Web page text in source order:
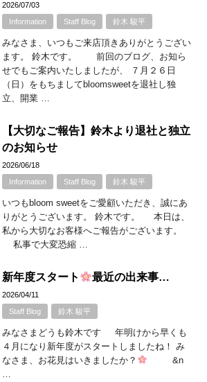
2026/07/03
Information
Staff Blog 鈴木 駿平
みなさま、いつもご来店頂きありがとうござい
ます。 鈴木です。 前回のブログ、お知ら
せでもご案内いたしましたが、 ７月２６日
（日）をもちましてbloomsweetを退社し独
立、開業 …
【大切なご報告】鈴木より退社と独立
のお知らせ
2026/06/18
Information
Staff Blog 鈴木 駿平
いつもbloom sweetをご愛顧いただき、誠にあ
りがとうございます。 鈴木です。 本日は、
私から大切なお客様へご報告がございます。
私事で大変恐縮 …
新年度スタート 最近の出来事…
2026/04/11
Staff Blog
鈴木 駿平
みなさまどうも鈴木です 年明けから早くも
４月になり新年度がスタートしましたね！ み
なさま、お花見はいきましたか？
&n
…